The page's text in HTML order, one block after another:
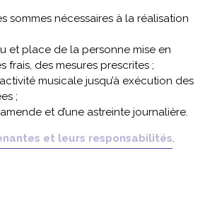
sommes nécessaires à la réalisation
et place de la personne mise en
frais, des mesures prescrites ;
musicale jusqu’à exécution des
;
et d’une astreinte journalière.
et leurs responsabilités.